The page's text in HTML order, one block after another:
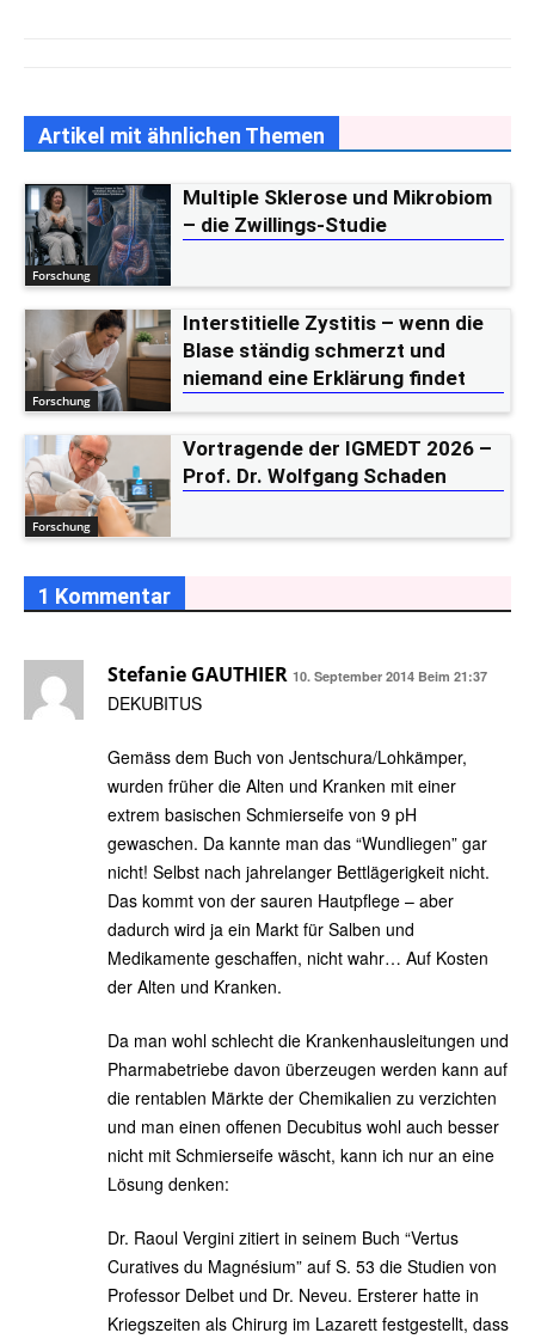
Artikel mit ähnlichen Themen
Forschung
Multiple Sklerose und Mikrobiom
– die Zwillings-Studie
Forschung
Interstitielle Zystitis – wenn die
Blase ständig schmerzt und
niemand eine Erklärung findet
Forschung
Vortragende der IGMEDT 2026 –
Prof. Dr. Wolfgang Schaden
1 Kommentar
Stefanie GAUTHIER 10. September 2014 Beim 21:37
DEKUBITUS
Gemäss dem Buch von Jentschura/Lohkämper,
wurden früher die Alten und Kranken mit einer
extrem basischen Schmierseife von 9 pH
gewaschen. Da kannte man das “Wundliegen” gar
nicht! Selbst nach jahrelanger Bettlägerigkeit nicht.
Das kommt von der sauren Hautpflege – aber
dadurch wird ja ein Markt für Salben und
Medikamente geschaffen, nicht wahr… Auf Kosten
der Alten und Kranken.
Da man wohl schlecht die Krankenhausleitungen und
Pharmabetriebe davon überzeugen werden kann auf
die rentablen Märkte der Chemikalien zu verzichten
und man einen offenen Decubitus wohl auch besser
nicht mit Schmierseife wäscht, kann ich nur an eine
Lösung denken:
Dr. Raoul Vergini zitiert in seinem Buch “Vertus
Curatives du Magnésium” auf S. 53 die Studien von
Professor Delbet und Dr. Neveu. Ersterer hatte in
Kriegszeiten als Chirurg im Lazarett festgestellt, dass